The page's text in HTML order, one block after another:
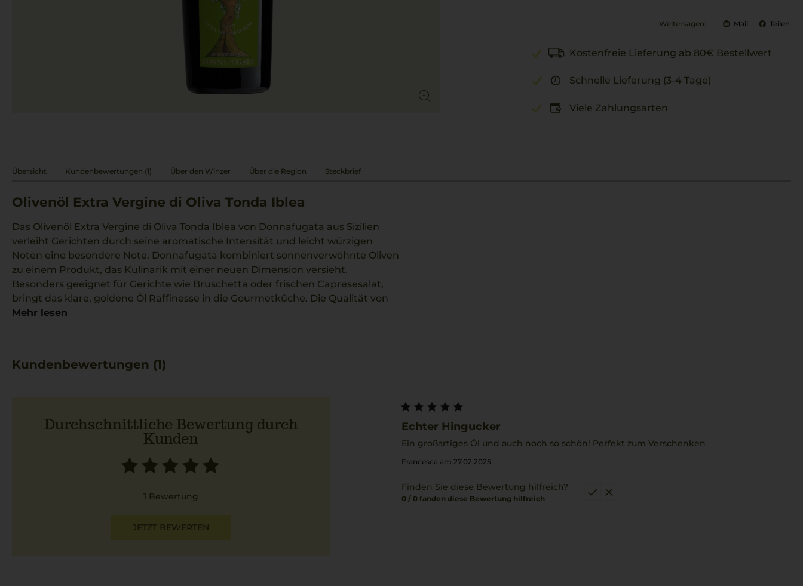
Weitersagen: Mail Teilen
Kostenfreie Lieferung ab 80€ Bestellwert
Schnelle Lieferung (3-4 Tage)
Viele Zahlungsarten
Übersicht Kundenbewertungen (1) Über den Winzer Über die Region Steckbrief
Olivenöl Extra Vergine di Oliva Tonda Iblea
Das Olivenöl Extra Vergine di Oliva Tonda Iblea von Donnafugata aus Sizilien
verleiht Gerichten durch seine aromatische Intensität und leicht würzigen
Noten eine besondere Note. Donnafugata kombiniert sonnenverwöhnte Oliven
zu einem Produkt, das Kulinarik mit einer neuen Dimension versieht.
Besonders geeignet für Gerichte wie Bruschetta oder frischen Capresesalat,
bringt das klare, goldene Öl Raffinesse in die Gourmetküche. Die Qualität von
Donnafugata manifestiert sich in dieser edlen Kreation, die ein inspirierendes
Mehr lesen
Kundenbewertungen (1)
Durchschnittliche Bewertung durch
Kunden
1 Bewertung
JETZT BEWERTEN
Echter Hingucker
Ein großartiges Öl und auch noch so schön! Perfekt zum Verschenken
Francesca am 27.02.2025
Finden Sie diese Bewertung hilfreich?
0 / 0 fanden diese Bewertung hilfreich